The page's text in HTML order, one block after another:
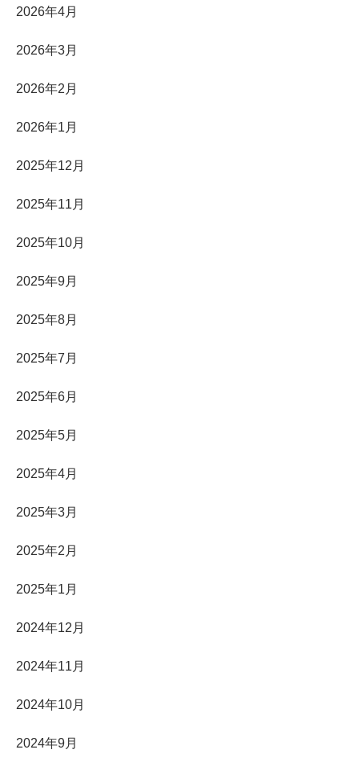
2026年4月
2026年3月
2026年2月
2026年1月
2025年12月
2025年11月
2025年10月
2025年9月
2025年8月
2025年7月
2025年6月
2025年5月
2025年4月
2025年3月
2025年2月
2025年1月
2024年12月
2024年11月
2024年10月
2024年9月